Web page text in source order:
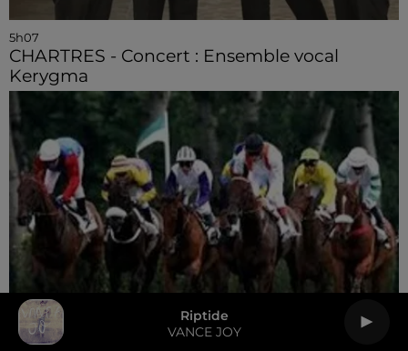
Riptide
VANCE JOY
5h07
CHARTRES - Concert : Ensemble vocal
Kerygma